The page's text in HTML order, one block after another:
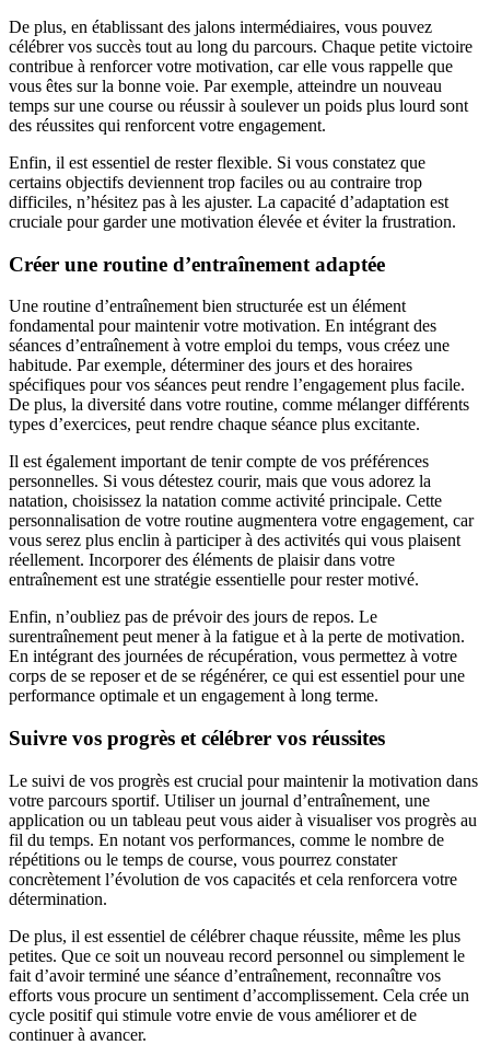
De plus, en établissant des jalons intermédiaires, vous pouvez
célébrer vos succès tout au long du parcours. Chaque petite victoire
contribue à renforcer votre motivation, car elle vous rappelle que
vous êtes sur la bonne voie. Par exemple, atteindre un nouveau
temps sur une course ou réussir à soulever un poids plus lourd sont
des réussites qui renforcent votre engagement.
Enfin, il est essentiel de rester flexible. Si vous constatez que
certains objectifs deviennent trop faciles ou au contraire trop
difficiles, n’hésitez pas à les ajuster. La capacité d’adaptation est
cruciale pour garder une motivation élevée et éviter la frustration.
Créer une routine d’entraînement adaptée
Une routine d’entraînement bien structurée est un élément
fondamental pour maintenir votre motivation. En intégrant des
séances d’entraînement à votre emploi du temps, vous créez une
habitude. Par exemple, déterminer des jours et des horaires
spécifiques pour vos séances peut rendre l’engagement plus facile.
De plus, la diversité dans votre routine, comme mélanger différents
types d’exercices, peut rendre chaque séance plus excitante.
Il est également important de tenir compte de vos préférences
personnelles. Si vous détestez courir, mais que vous adorez la
natation, choisissez la natation comme activité principale. Cette
personnalisation de votre routine augmentera votre engagement, car
vous serez plus enclin à participer à des activités qui vous plaisent
réellement. Incorporer des éléments de plaisir dans votre
entraînement est une stratégie essentielle pour rester motivé.
Enfin, n’oubliez pas de prévoir des jours de repos. Le
surentraînement peut mener à la fatigue et à la perte de motivation.
En intégrant des journées de récupération, vous permettez à votre
corps de se reposer et de se régénérer, ce qui est essentiel pour une
performance optimale et un engagement à long terme.
Suivre vos progrès et célébrer vos réussites
Le suivi de vos progrès est crucial pour maintenir la motivation dans
votre parcours sportif. Utiliser un journal d’entraînement, une
application ou un tableau peut vous aider à visualiser vos progrès au
fil du temps. En notant vos performances, comme le nombre de
répétitions ou le temps de course, vous pourrez constater
concrètement l’évolution de vos capacités et cela renforcera votre
détermination.
De plus, il est essentiel de célébrer chaque réussite, même les plus
petites. Que ce soit un nouveau record personnel ou simplement le
fait d’avoir terminé une séance d’entraînement, reconnaître vos
efforts vous procure un sentiment d’accomplissement. Cela crée un
cycle positif qui stimule votre envie de vous améliorer et de
continuer à avancer.